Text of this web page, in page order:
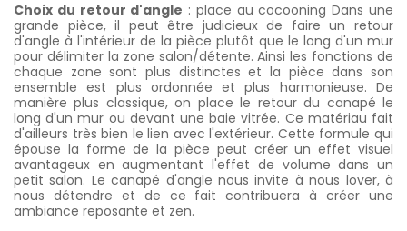
Choix du retour d'angle : place au cocooning Dans une
grande pièce, il peut être judicieux de faire un retour
d'angle à l'intérieur de la pièce plutôt que le long d'un mur
pour délimiter la zone salon/détente. Ainsi les fonctions de
chaque zone sont plus distinctes et la pièce dans son
ensemble est plus ordonnée et plus harmonieuse. De
manière plus classique, on place le retour du canapé le
long d'un mur ou devant une baie vitrée. Ce matériau fait
d'ailleurs très bien le lien avec l'extérieur. Cette formule qui
épouse la forme de la pièce peut créer un effet visuel
avantageux en augmentant l'effet de volume dans un
petit salon. Le canapé d'angle nous invite à nous lover, à
nous détendre et de ce fait contribuera à créer une
ambiance reposante et zen.